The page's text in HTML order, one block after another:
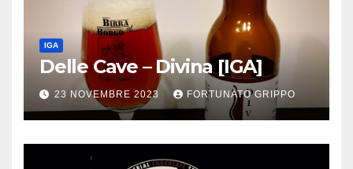
IGA
Delle Cave – Divina [IGA]
23 NOVEMBRE 2023 FORTUNATO GRIPPO